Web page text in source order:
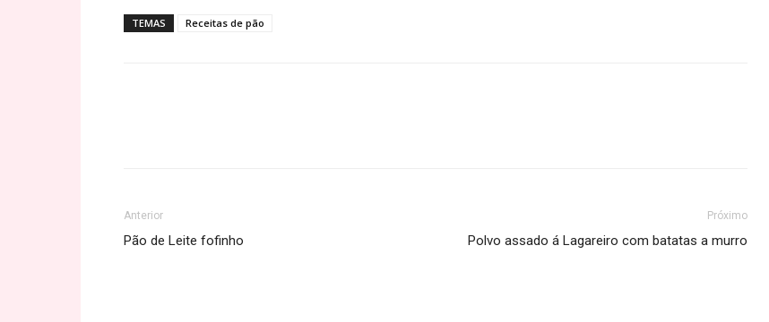
TEMAS Receitas de pão
Anterior
Pão de Leite fofinho
Próximo
Polvo assado á Lagareiro com batatas a murro